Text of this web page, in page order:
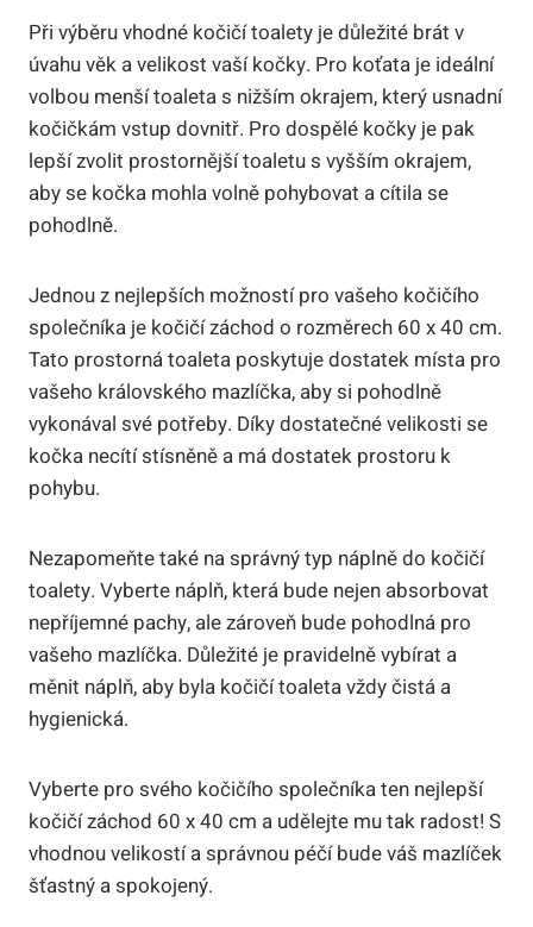
Při výběru vhodné kočičí toalety je důležité brát v
úvahu věk a velikost vaší kočky. Pro koťata je ideální
volbou menší toaleta s nižším okrajem, který usnadní
kočičkám vstup dovnitř. Pro dospělé kočky je pak
lepší zvolit prostornější toaletu s vyšším okrajem,
aby se kočka mohla volně pohybovat a cítila se
pohodlně.
Jednou z nejlepších možností pro vašeho kočičího
společníka je kočičí záchod o rozměrech 60 x 40 cm.
Tato prostorná toaleta poskytuje dostatek místa pro
vašeho královského mazlíčka, aby si pohodlně
vykonával své potřeby. Díky dostatečné velikosti se
kočka necítí stísněně a má dostatek prostoru k
pohybu.
Nezapomeňte také na správný typ náplně do kočičí
toalety. Vyberte náplň, která bude nejen absorbovat
nepříjemné pachy, ale zároveň bude pohodlná pro
vašeho mazlíčka. Důležité je pravidelně vybírat a
měnit náplň, aby byla kočičí toaleta vždy čistá a
hygienická.
Vyberte pro svého kočičího společníka ten nejlepší
kočičí záchod 60 x 40 cm a udělejte mu tak radost! S
vhodnou velikostí a správnou péčí bude váš mazlíček
šťastný a spokojený.